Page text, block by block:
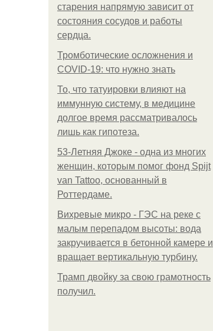
старения напрямую зависит от
состояния сосудов и работы
сердца.
Тромботические осложнения и
COVID-19: что нужно знать
То, что татуировки влияют на
иммунную систему, в медицине
долгое время рассматривалось
лишь как гипотеза.
53-Летняя Джоке - одна из многих
женщин, которым помог фонд Spijt
van Tattoo, основанный в
Роттердаме.
Вихревые микро - ГЭС на реке с
малым перепадом высоты: вода
закручивается в бетонной камере и
вращает вертикальную турбину.
Трамп двойку за свою грамотность
получил.